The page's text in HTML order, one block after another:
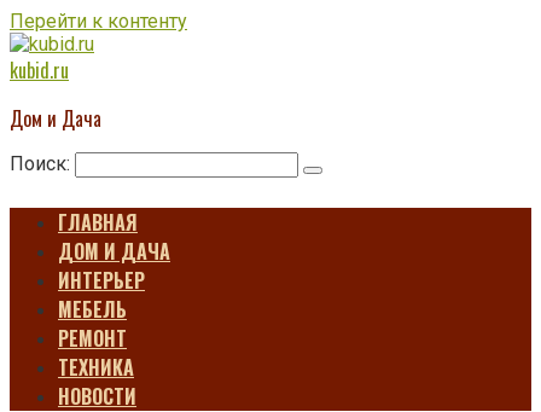
Перейти к контенту
kubid.ru
Дом и Дача
Поиск:
ГЛАВНАЯ
ДОМ И ДАЧА
ИНТЕРЬЕР
МЕБЕЛЬ
РЕМОНТ
ТЕХНИКА
НОВОСТИ